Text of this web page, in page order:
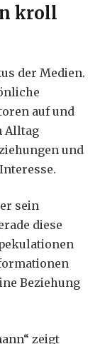
kroll
der Medien.
auf und
Alltag
und
sein
diese
Beziehung
zeigt